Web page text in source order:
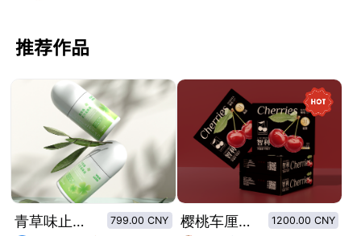
推荐作品
青草味止汗走珠液
799.00 CNY
樱桃车厘子水果包装
1200.00 CNY